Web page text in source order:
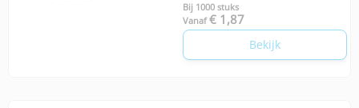
Bij 1000 stuks
Vanaf € 1,87
Bekijk